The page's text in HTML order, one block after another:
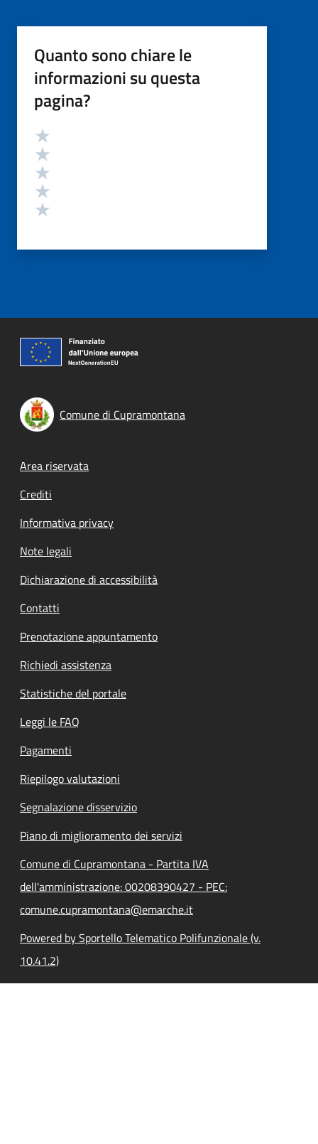
Quanto sono chiare le
informazioni su questa
pagina?
Valutazione
Comune di Cupramontana
Footer menu
Area riservata
Crediti
Informativa privacy
Note legali
Dichiarazione di accessibilità
Contatti
Prenotazione appuntamento
Richiedi assistenza
Statistiche del portale
Leggi le FAQ
Pagamenti
Riepilogo valutazioni
Segnalazione disservizio
Piano di miglioramento dei servizi
Comune di Cupramontana - Partita IVA
dell'amministrazione: 00208390427 - PEC:
comune.cupramontana@emarche.it
Powered by Sportello Telematico Polifunzionale (v.
10.41.2)